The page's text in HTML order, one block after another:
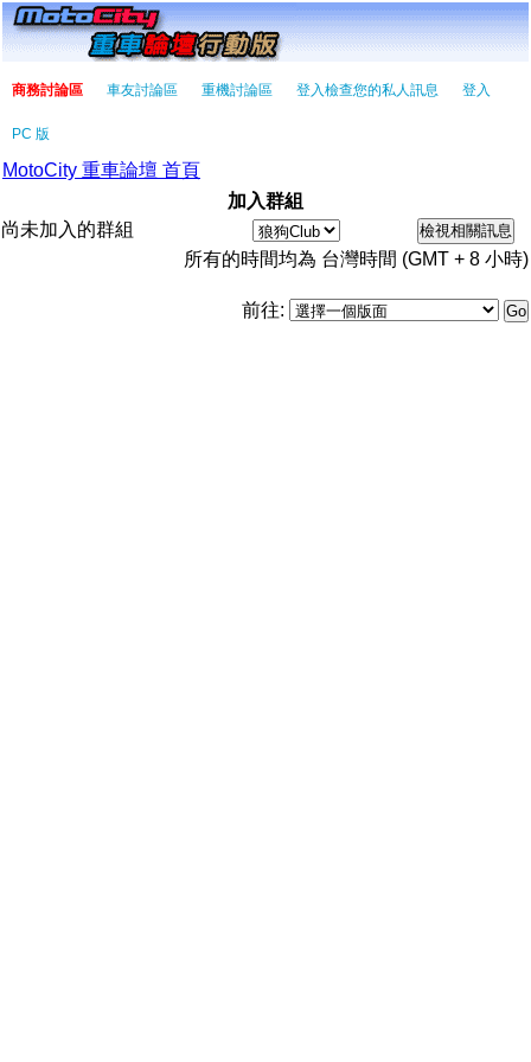
商務討論區 車友討論區 重機討論區 登入檢查您的私人訊息 登入
PC 版
MotoCity 重車論壇 首頁
加入群組
尚未加入的群組
所有的時間均為 台灣時間 (GMT + 8 小時)
前往: